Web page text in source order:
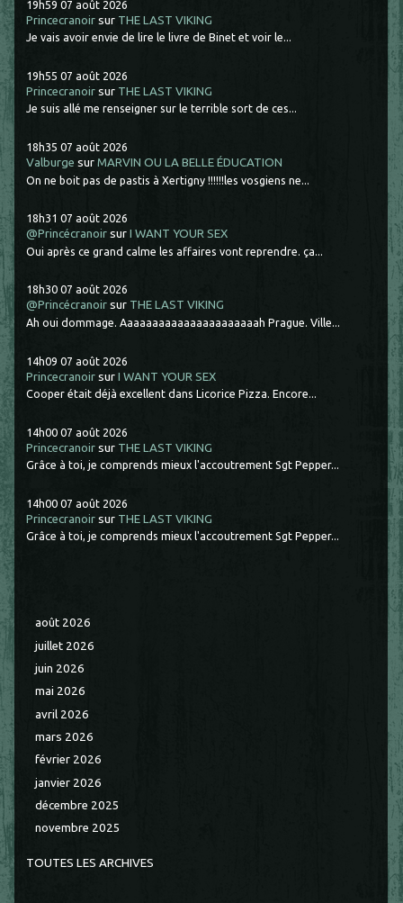
19h59 07 août 2026
Princecranoir sur THE LAST VIKING
Je vais avoir envie de lire le livre de Binet et voir le...
19h55 07 août 2026
Princecranoir sur THE LAST VIKING
Je suis allé me renseigner sur le terrible sort de ces...
18h35 07 août 2026
Valburge surMARVIN OU LA BELLE ÉDUCATION
On ne boit pas de pastis à Xertigny !!!!!!les vosgiens ne...
18h31 07 août 2026
@Princécranoir surI WANT YOUR SEX
Oui après ce grand calme les affaires vont reprendre. ça...
18h30 07 août 2026
@Princécranoir sur THE LAST VIKING
Ah oui dommage. Aaaaaaaaaaaaaaaaaaaaaah Prague. Ville...
14h09 07 août 2026
Princecranoir surI WANT YOUR SEX
Cooper était déjà excellent dans Licorice Pizza. Encore...
14h00 07 août 2026
Princecranoir sur THE LAST VIKING
Grâce à toi, je comprends mieux l'accoutrement Sgt Pepper...
14h00 07 août 2026
Princecranoir sur THE LAST VIKING
Grâce à toi, je comprends mieux l'accoutrement Sgt Pepper...
août 2026
juillet 2026
juin 2026
mai 2026
avril 2026
mars 2026
février 2026
janvier 2026
décembre 2025
novembre 2025
TOUTES LES ARCHIVES